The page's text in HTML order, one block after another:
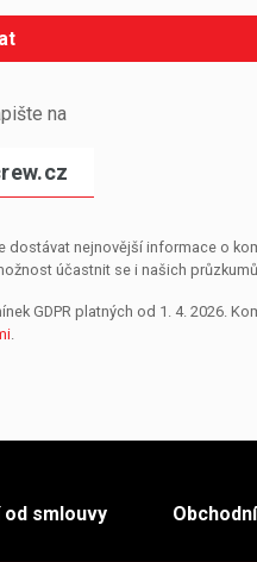
na
nejnovější informace o
účastnit se i našich
GDPR platných od 1. 4. 2026.
.
smlouvy